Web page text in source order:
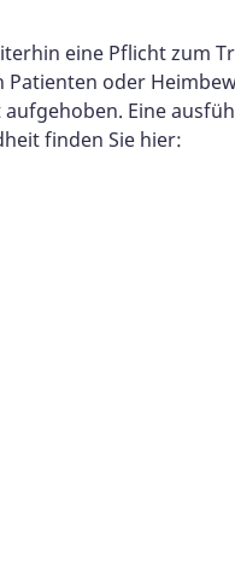
eine Pflicht zum
oder
Eine
finden Sie hier: